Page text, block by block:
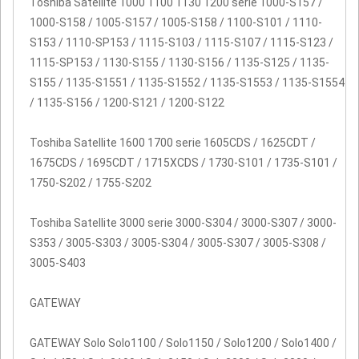
Toshiba Satellite 1000 1100 1130 1200 serie 1000-S157 /
1000-S158 / 1005-S157 / 1005-S158 / 1100-S101 / 1110-
S153 / 1110-SP153 / 1115-S103 / 1115-S107 / 1115-S123 /
1115-SP153 / 1130-S155 / 1130-S156 / 1135-S125 / 1135-
S155 / 1135-S1551 / 1135-S1552 / 1135-S1553 / 1135-S1554
/ 1135-S156 / 1200-S121 / 1200-S122
Toshiba Satellite 1600 1700 serie 1605CDS / 1625CDT /
1675CDS / 1695CDT / 1715XCDS / 1730-S101 / 1735-S101 /
1750-S202 / 1755-S202
Toshiba Satellite 3000 serie 3000-S304 / 3000-S307 / 3000-
S353 / 3005-S303 / 3005-S304 / 3005-S307 / 3005-S308 /
3005-S403
GATEWAY
GATEWAY Solo Solo1100 / Solo1150 / Solo1200 / Solo1400 /